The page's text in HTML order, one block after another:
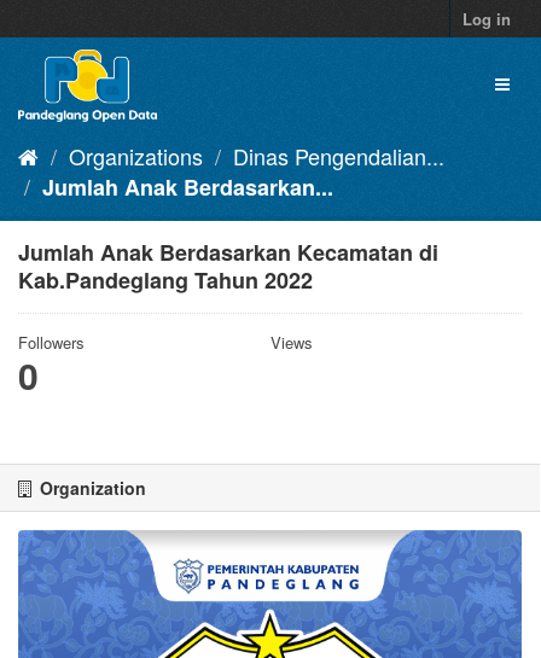
to
content
Log in
Organizations
Dinas Pengendalian...
Jumlah Anak Berdasarkan...
Jumlah Anak Berdasarkan Kecamatan di
Kab.Pandeglang Tahun 2022
Followers
0
Views
Organization